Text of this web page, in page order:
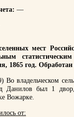
—
мест
1865 год.
владельческом
Данилов был 1
Вожарке.
от: